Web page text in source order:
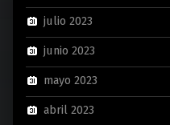
julio 2023
junio 2023
mayo 2023
abril 2023